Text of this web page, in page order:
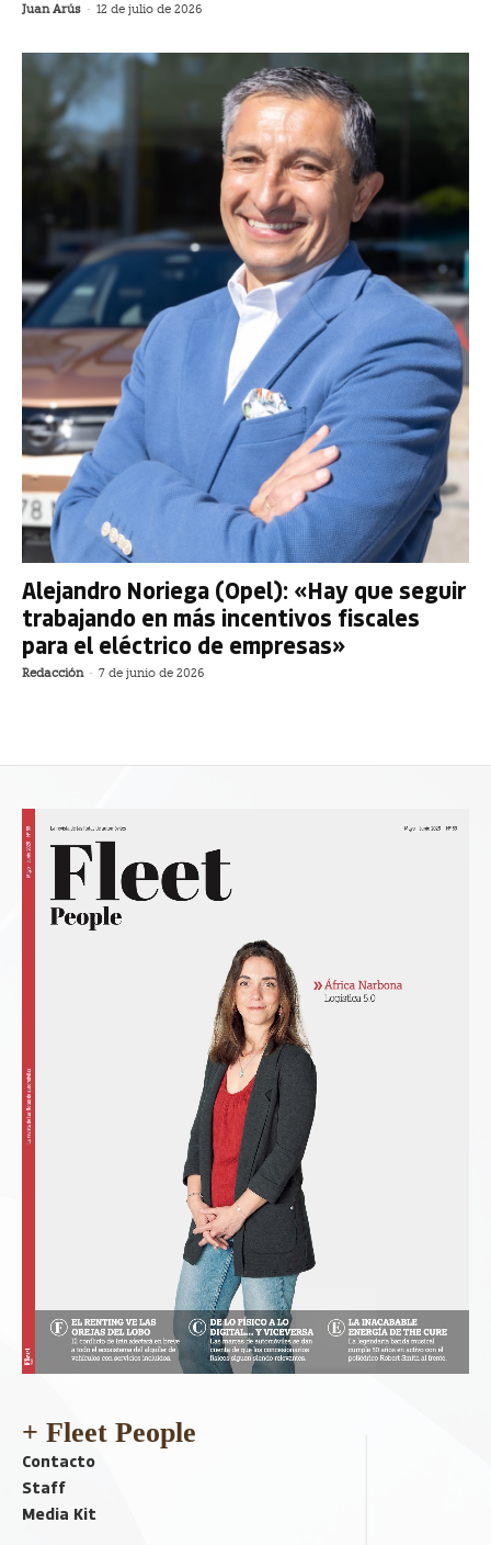
Juan Arús - 12 de julio de 2026
Alejandro Noriega (Opel): «Hay que seguir
trabajando en más incentivos fiscales
para el eléctrico de empresas»
Redacción - 7 de junio de 2026
+ Fleet People
Contacto
Staff
Media Kit